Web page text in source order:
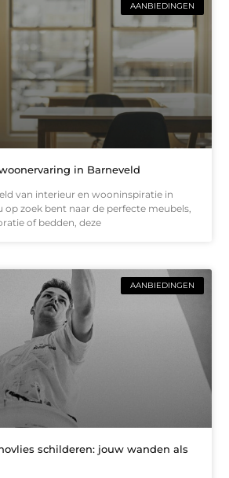
AANBIEDINGEN
in Barneveld
van interieur en wooninspiratie in
op zoek bent naar de perfecte meubels,
of bedden, deze
AANBIEDINGEN
schilderen: jouw wanden als